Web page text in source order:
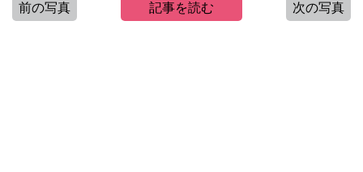
前の写真
記事を読む 次の写真